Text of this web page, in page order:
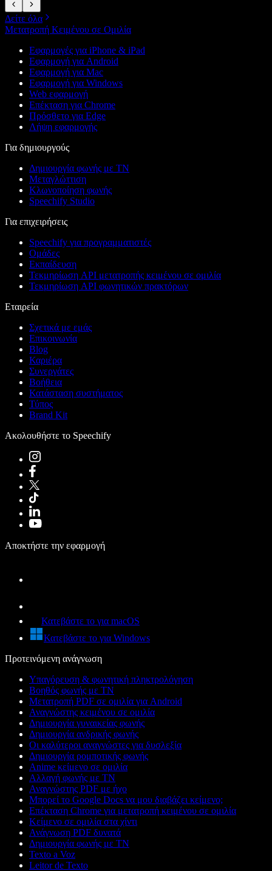
Δείτε όλα
Μετατροπή Κειμένου σε Ομιλία
Εφαρμογές για iPhone & iPad
Εφαρμογή για Android
Εφαρμογή για Mac
Εφαρμογή για Windows
Web εφαρμογή
Επέκταση για Chrome
Πρόσθετο για Edge
Λήψη εφαρμογής
Για δημιουργούς
Δημιουργία φωνής με ΤΝ
Μεταγλώττιση
Κλωνοποίηση φωνής
Speechify Studio
Για επιχειρήσεις
Speechify για προγραμματιστές
Ομάδες
Εκπαίδευση
Τεκμηρίωση API μετατροπής κειμένου σε ομιλία
Τεκμηρίωση API φωνητικών πρακτόρων
Εταιρεία
Σχετικά με εμάς
Επικοινωνία
Blog
Καριέρα
Συνεργάτες
Βοήθεια
Κατάσταση συστήματος
Τύπος
Brand Kit
Ακολουθήστε το Speechify
Αποκτήστε την εφαρμογή
Κατεβάστε το για macOS
Κατεβάστε το για Windows
Προτεινόμενη ανάγνωση
Υπαγόρευση & φωνητική πληκτρολόγηση
Βοηθός φωνής με ΤΝ
Μετατροπή PDF σε ομιλία για Android
Αναγνώστης κειμένου σε ομιλία
Δημιουργία γυναικείας φωνής
Δημιουργία ανδρικής φωνής
Οι καλύτεροι αναγνώστες για δυσλεξία
Δημιουργία ρομποτικής φωνής
Anime κείμενο σε ομιλία
Αλλαγή φωνής με ΤΝ
Αναγνώστης PDF με ήχο
Μπορεί το Google Docs να μου διαβάζει κείμενο;
Επέκταση Chrome για μετατροπή κειμένου σε ομιλία
Κείμενο σε ομιλία στα χίντι
Ανάγνωση PDF δυνατά
Δημιουργία φωνής με ΤΝ
Texto a Voz
Leitor de Texto